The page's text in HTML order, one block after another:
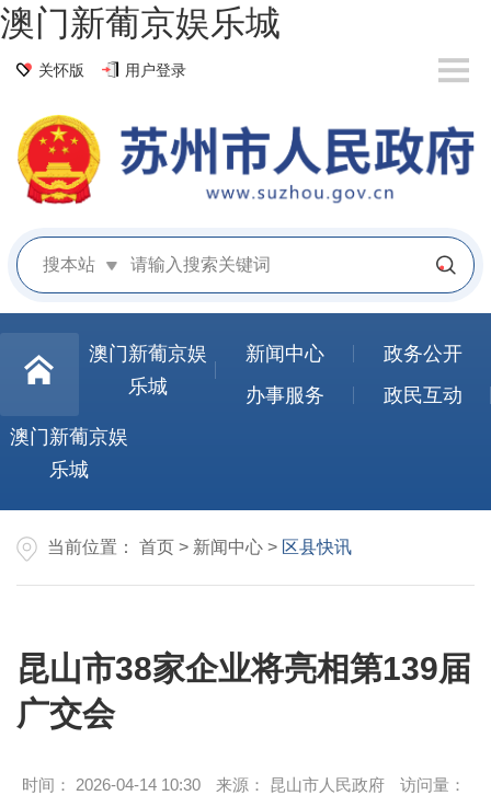
澳门新葡京娱乐城
关怀版 用户登录
搜本站
澳门新葡京娱
乐城
新闻中心
政务公开
办事服务
政民互动
澳门新葡京娱
乐城
当前位置： 首页 > 新闻中心 > 区县快讯
昆山市38家企业将亮相第139届
广交会
时间： 2026-04-14 10:30 来源： 昆山市人民政府 访问量：